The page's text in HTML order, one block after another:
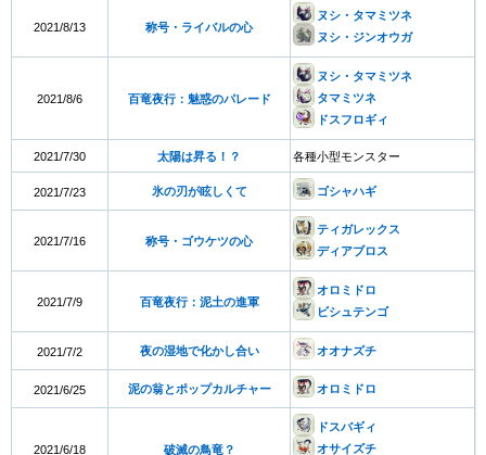
2021/8/13 称号・ライバルの心
ヌシ・タマミツネ
ヌシ・ジンオウガ
2021/8/6 百竜夜行：魅惑のパレード
ヌシ・タマミツネ
タマミツネ
ドスフロギィ
2021/7/30 太陽は昇る！？ 各種小型モンスター
2021/7/23 氷の刃が眩しくて ゴシャハギ
2021/7/16 称号・ゴウケツの心
ティガレックス
ディアブロス
2021/7/9 百竜夜行：泥土の進軍
オロミドロ
ビシュテンゴ
2021/7/2 夜の湿地で化かし合い オオナズチ
2021/6/25 泥の翁とポップカルチャー オロミドロ
2021/6/18 破滅の鳥竜？
ドスバギィ
オサイズチ